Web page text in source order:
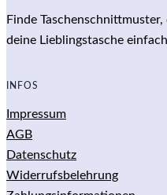
Finde
deine Lieblingstasche
INFOS
Impressum
AGB
Datenschutz
Widerrufsbelehrung